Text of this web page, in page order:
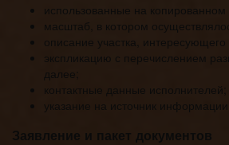
использованные на
масштаб, в котором
описание участка,
экспликацию с перечислением
далее;
контактные данные исполнителей;
указание на источник информации.
Заявление и пакет документов